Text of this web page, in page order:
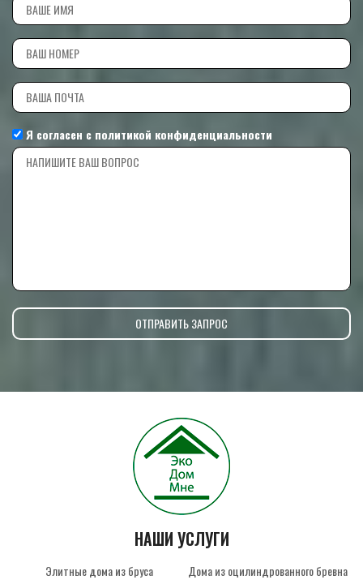
Я согласен с политикой конфиденциальности
НАШИ УСЛУГИ
Элитные дома из бруса
Дома из оцилиндрованного бревна